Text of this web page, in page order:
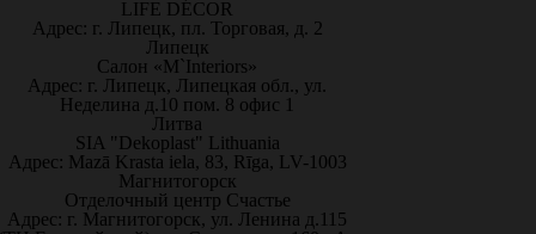
LIFE DÉCOR
Адрес: г. Липецк, пл. Торговая, д. 2
Липецк
Салон «M`Interiors»
Адрес: г. Липецк, Липецкая обл., ул.
Неделина д.10 пом. 8 офис 1
Литва
SIA "Dekoplast" Lithuania
Адрес: Mazā Krasta iela, 83, Rīga, LV-1003
Магнитогорск
Отделочный центр Счастье
Адрес: г. Магнитогорск, ул. Ленина д.115